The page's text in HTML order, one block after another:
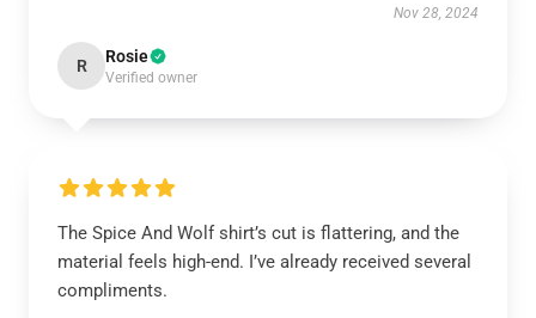
Nov 28, 2024
R Rosie
Verified owner
The Spice And Wolf shirt’s cut is flattering, and the
material feels high-end. I’ve already received several
compliments.